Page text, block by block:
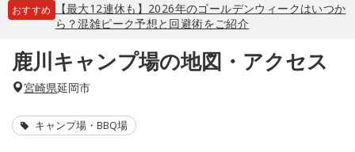
おすすめ
【最大12連休も】2026年のゴールデンウィークはいつか
ら？混雑ピーク予想と回避術をご紹介
鹿川キャンプ場の地図・アクセス
宮崎県延岡市
キャンプ場・BBQ場